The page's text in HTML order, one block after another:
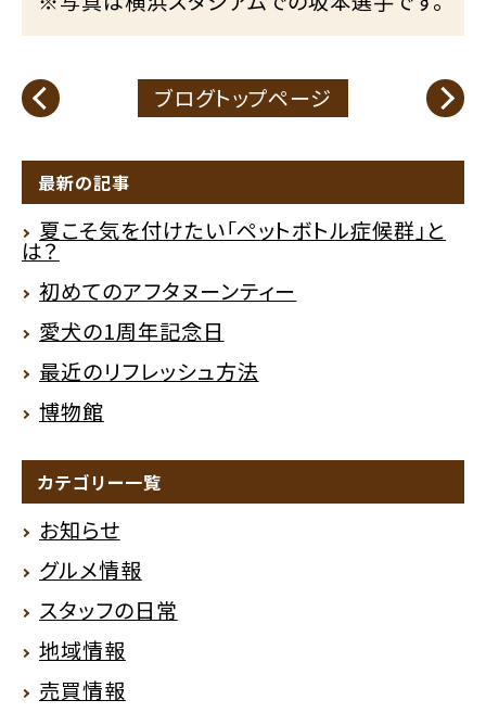
ブログトップページ
最新の記事
夏こそ気を付けたい「ペットボトル症候群」と
は？
初めてのアフタヌーンティー
愛犬の1周年記念日
最近のリフレッシュ方法
博物館
カテゴリー一覧
お知らせ
グルメ情報
スタッフの日常
地域情報
売買情報